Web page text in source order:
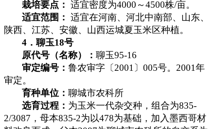
栽培要点： 适宜密度为4000 ～4500株/亩。
适宜范围： 适宜在河南、河北中南部、山东、
陕西、江苏、安徽、山西运城夏玉米区种植。
4 ．聊玉18号
原代号（名称）：聊玉95-16
审定编号：鲁农审字〔 2001 〕005号。 2001年
审定。
育种单位：聊城市农科所
选育过程： 为玉米一代杂交种，组合为835-
2/3087 ，母本835-2为以478为基础，加入墨西哥材